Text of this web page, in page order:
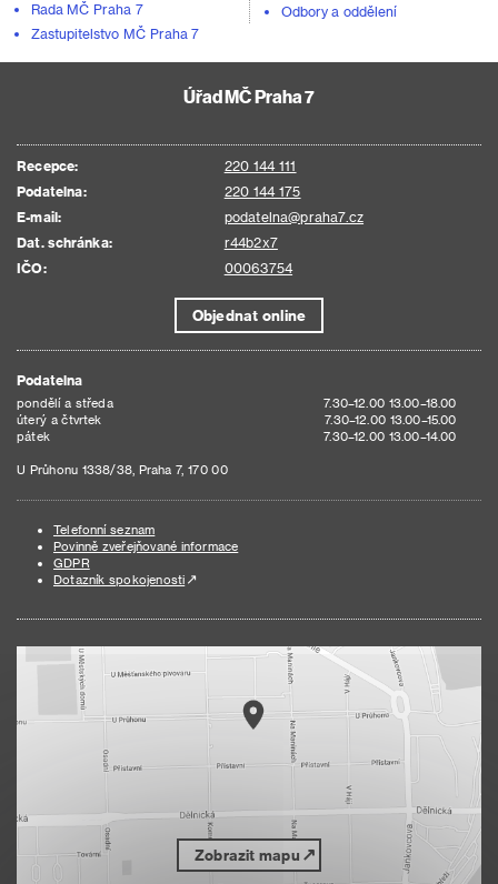
Rada MČ Praha 7
Zastupitelstvo MČ Praha 7
Odbory a oddělení
Úřad MČ Praha 7
Recepce:
220 144 111
Podatelna:
220 144 175
E-mail:
podatelna@praha7.cz
Dat. schránka:
r44b2x7
IČO:
00063754
Objednat online
Podatelna
pondělí a středa
7.30–12.00 13.00–18.00
úterý a čtvrtek
7.30–12.00 13.00–15.00
pátek
7.30–12.00 13.00–14.00
U Průhonu 1338/38, Praha 7, 170 00
Telefonní seznam
Povinně zveřejňované informace
GDPR
Dotazník spokojenosti
Zobrazit mapu